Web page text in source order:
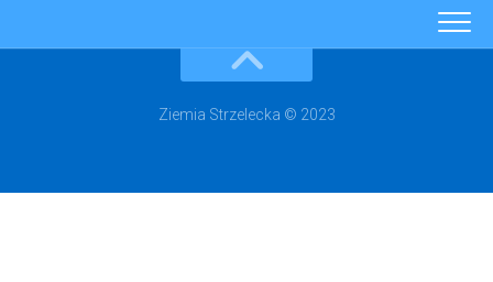
Ziemia Strzelecka © 2023